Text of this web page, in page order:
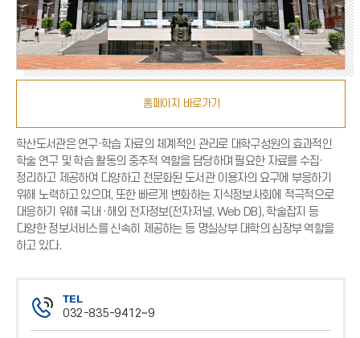
홈페이지 바로가기
학산도서관은 연구·학습 자료의 체계적인 관리로 대학구성원의 효과적인
학술 연구 및 학습 활동의 중추적 역할을 담당하며 필요한 자료를 수집·
정리하고 제공하여 다양하고 전문화된 도서관 이용자의 요구에 부응하기
위해 노력하고 있으며, 또한 빠르게 변화하는 지식정보사회에 적극적으로
대응하기 위해 국내 ·해외 전자정보(전자저널, Web DB), 학술잡지 등
다양한 정보서비스를 신속히 제공하는 등 명실상부 대학의 심장부 역할을
하고 있다.
TEL
032-835-9412~9
전